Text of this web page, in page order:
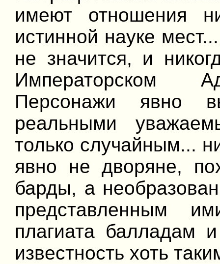
имеют отношения
истинной науке
не значится, и
Императорском
Персонажи явно
реальными
только случайным...
явно не дворяне,
барды, а
представленным
плагиата балладам
известность хоть